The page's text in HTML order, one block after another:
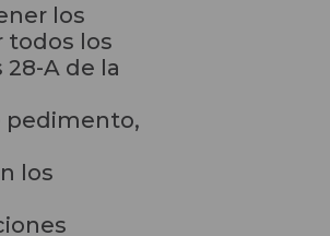
los
todos los
A de la
pedimento,
los